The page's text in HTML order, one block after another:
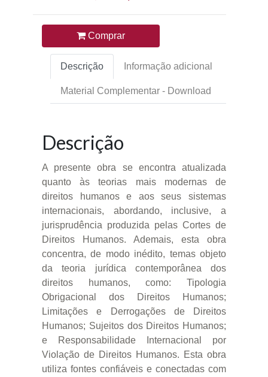
Comprar
Descrição Informação adicional
Material Complementar - Download
Descrição
A presente obra se encontra atualizada
quanto às teorias mais modernas de
direitos humanos e aos seus sistemas
internacionais, abordando, inclusive, a
jurisprudência produzida pelas Cortes de
Direitos Humanos. Ademais, esta obra
concentra, de modo inédito, temas objeto
da teoria jurídica contemporânea dos
direitos humanos, como: Tipologia
Obrigacional dos Direitos Humanos;
Limitações e Derrogações de Direitos
Humanos; Sujeitos dos Direitos Humanos;
e Responsabilidade Internacional por
Violação de Direitos Humanos. Esta obra
utiliza fontes confiáveis e conectadas com